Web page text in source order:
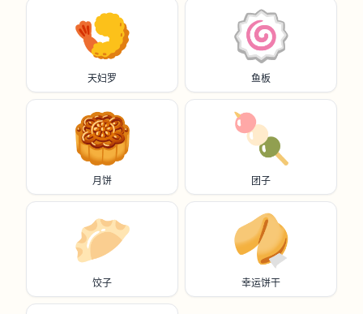
🍤
天妇罗
🍥
鱼板
🥮
月饼
🍡
团子
🥟
饺子
🥠
幸运饼干